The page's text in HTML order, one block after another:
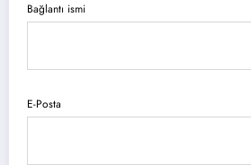
Bağlantı ismi
E-Posta